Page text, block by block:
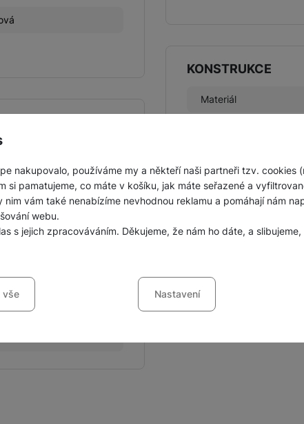
nakupovalo, používáme my a někteří naši partneři tzv. cookies
si pamatujeme, co máte v košíku, jak máte seřazené a
nim vám také nenabízíme nevhodnou reklamu a pomáhají nám
webu.
s jejich zpracováváním. Děkujeme, že nám ho dáte, a
s kategoriemi cookies
náš web nebude fungovat
vše Nastavení
KONSTRUKCE
Materiál
BALENÍ
Hmotnost balení
Délka balení
Výška balení